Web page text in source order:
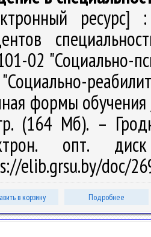
ресурс]
02 "Социально-
формы обучения
(164 Мб). –
опт.
elib.grsu.by/doc/
в корзину Подробнее